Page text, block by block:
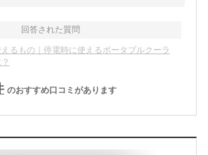
回答された質問
るもの｜停電時に使えるポータブルクーラ
のおすすめ口コミがあります